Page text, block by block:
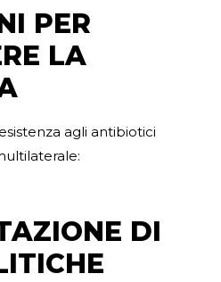
PER
LA
agli antibiotici
DI